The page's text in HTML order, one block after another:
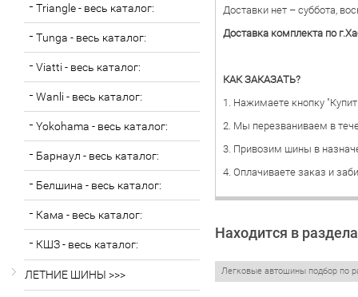
Доставки нет – суббота,
Доставка комплекта по
КАК ЗАКАЗАТЬ?
1. Нажимаете кнопку
2. Мы перезваниваем в
3. Привозим шины в
4. Оплачиваете заказ и
Находится в
Легковые автошины подбор по
Triangle - весь каталог:
Tunga - весь каталог:
Viatti - весь каталог:
Wanli - весь каталог:
Yokohama - весь каталог:
Барнаул - весь каталог:
Белшина - весь каталог:
Кама - весь каталог:
КШЗ - весь каталог:
ЛЕТНИЕ ШИНЫ >>>